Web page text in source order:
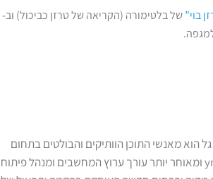
בוי”של בלטימורה (הקריאה של טרזן כביכול) וב-
הוא מאנשי התוכן הוותיקים והבולטים בתחום
הדיגיטל. הוא היה כתב המחשבים הראשון של אתר ynet ומאוחר יותר עורך ערוץ המחשבים ומנהל פיתוח